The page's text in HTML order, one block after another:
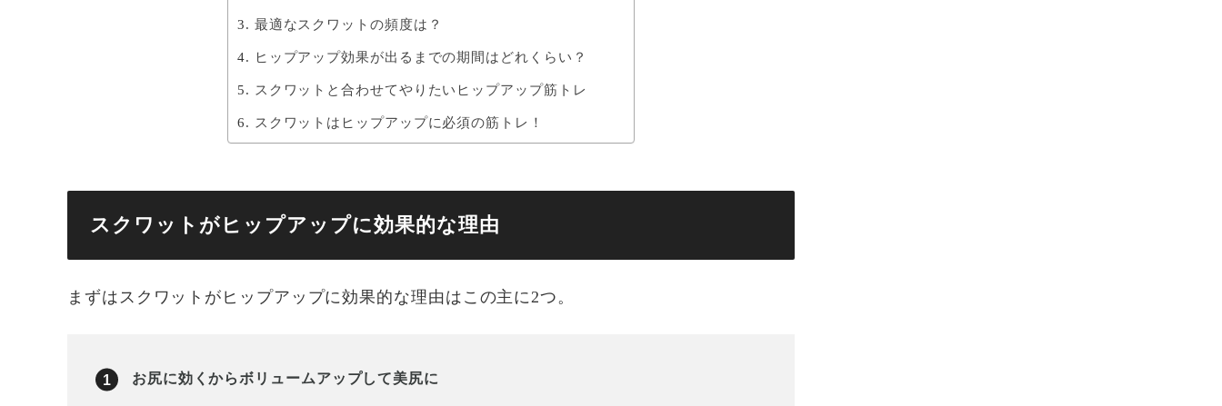
最適なスクワットの頻度は？
ヒップアップ効果が出るまでの期間はどれくらい？
スクワットと合わせてやりたいヒップアップ筋トレ
スクワットはヒップアップに必須の筋トレ！
スクワットがヒップアップに効果的な理由
まずはスクワットがヒップアップに効果的な理由はこの主に2つ。
お尻に効くからボリュームアップして美尻に